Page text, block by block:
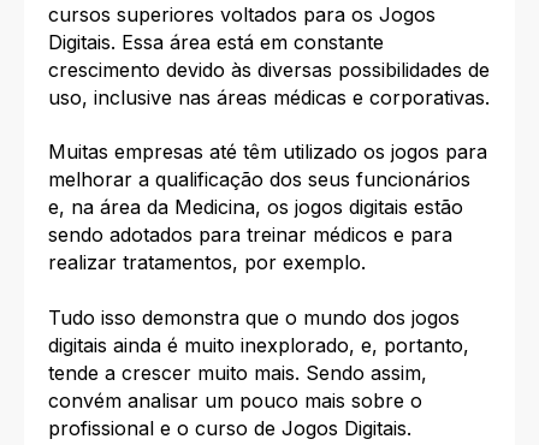
cursos superiores voltados para os Jogos
Digitais. Essa área está em constante
crescimento devido às diversas possibilidades de
uso, inclusive nas áreas médicas e corporativas.
Muitas empresas até têm utilizado os jogos para
melhorar a qualificação dos seus funcionários
e, na área da Medicina, os jogos digitais estão
sendo adotados para treinar médicos e para
realizar tratamentos, por exemplo.
Tudo isso demonstra que o mundo dos jogos
digitais ainda é muito inexplorado, e, portanto,
tende a crescer muito mais. Sendo assim,
convém analisar um pouco mais sobre o
profissional e o curso de Jogos Digitais.